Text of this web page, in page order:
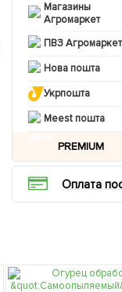
Магазины
Агромаркет
ПВЗ Агромаркет
Нова пошта
Укрпошта
Meest пошта
PREMIUM
Оплата